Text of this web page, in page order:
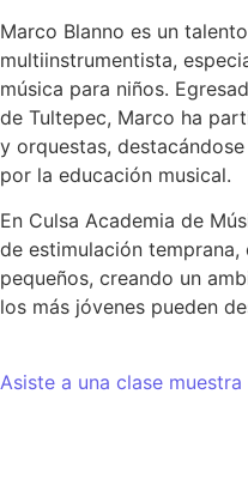
Marco Blanno es un
multiinstrumentista,
música para niños.
de Tultepec, Marco ha
y orquestas,
por la educación musical.
En Culsa Academia de
de estimulación
pequeños, creando un
los más jóvenes pueden
Asiste a una clase muestra